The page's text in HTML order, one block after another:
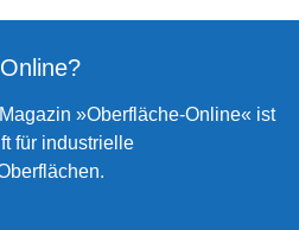
»Oberfläche-Online« ist
für industrielle